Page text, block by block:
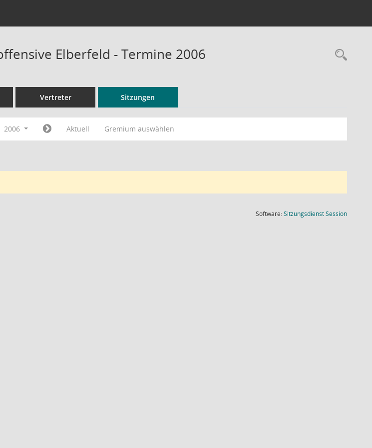
Elberfeld - Termine 2006
Vertreter Sitzungen
2006 Aktuell Gremium auswählen
Software:SitzungsdienstSession(Wird in